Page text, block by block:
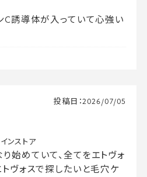
C誘導体が入っていて心強い
投稿日：2026/07/05
ンストア
始めていて、全てをエトヴォ
トヴォスで探したいと毛穴ケ